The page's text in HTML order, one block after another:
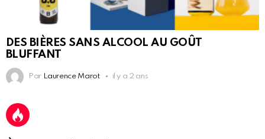
DES BIÈRES SANS ALCOOL AU GOÛT
BLUFFANT
Par Laurence Marot il y a 2 ans